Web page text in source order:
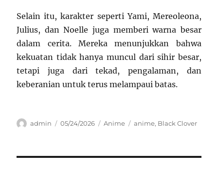
Selain itu, karakter seperti Yami, Mereoleona,
Julius, dan Noelle juga memberi warna besar
dalam cerita. Mereka menunjukkan bahwa
kekuatan tidak hanya muncul dari sihir besar,
tetapi juga dari tekad, pengalaman, dan
keberanian untuk terus melampaui batas.
Author
admin
Posted
05/24/2026 Categories
Anime Tags
anime, Black Clover